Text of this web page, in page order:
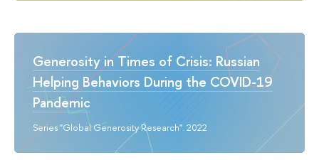
Generosity in Times of Crisis: Russian
Helping Behaviors During the COVID-19
Pandemic
Series "Global Generosity Research". 2022